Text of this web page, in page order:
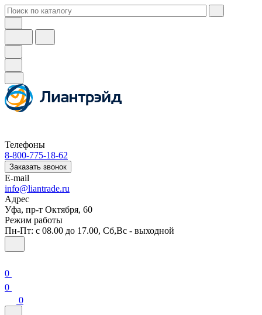
Телефоны
8-800-775-18-62
Заказать звонок
E-mail
info@liantrade.ru
Адрес
Уфа, пр-т Октября, 60
Режим работы
Пн-Пт: c 08.00 до 17.00, Cб,Вс - выходной
0
0
0